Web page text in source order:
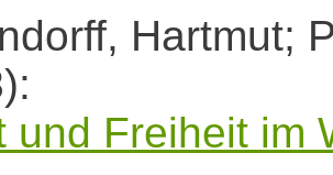
Hartmut;
und Freiheit im